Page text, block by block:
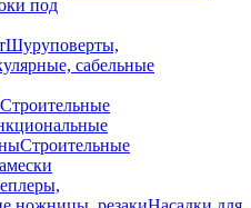
под
Шуруповерты,
сабельные
Строительные
Строительные